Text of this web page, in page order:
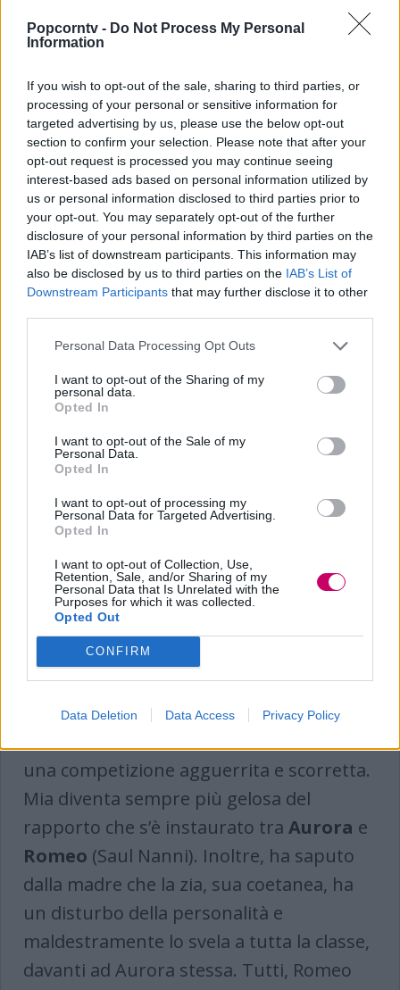
Popcorntv - Do Not Process My Personal
Information
If you wish to opt-out of the sale, sharing to third parties, or
processing of your personal or sensitive information for
targeted advertising by us, please use the below opt-out
section to confirm your selection. Please note that after your
opt-out request is processed you may continue seeing
interest-based ads based on personal information utilized by
us or personal information disclosed to third parties prior to
your opt-out. You may separately opt-out of the further
disclosure of your personal information by third parties on the
IAB’s list of downstream participants. This information may
also be disclosed by us to third parties on the IAB’s List of
Downstream Participants that may further disclose it to other
Personal Data Processing Opt Outs
I want to opt-out of the Sharing of my
personal data.
Opted In
I want to opt-out of the Sale of my
Personal Data.
Opted In
I want to opt-out of processing my
Personal Data for Targeted Advertising.
Opted In
I want to opt-out of Collection, Use,
Retention, Sale, and/or Sharing of my
Personal Data that Is Unrelated with the
Purposes for which it was collected.
Opted Out
CONFIRM
Data Deletion Data Access Privacy Policy
Non dirlo al mio capo 2: trama
seconda puntata
Nel secondo episodio di serata, Lisaè
confusa dal cambiamento di
atteggiamento diEnricoche
improvvisamente la tratta con gentilezza,
sotto lo sguardo sempre più furente di
Nina. Stanno seguendo insieme una
delicata causa che riguarda la morte di un
adolescente durante una gita scolastica.
una competizione agguerrita e scorretta.
Mia diventa sempre più gelosa del
rapporto che s’è instaurato tra Aurora e
Romeo (Saul Nanni). Inoltre, ha saputo
dalla madre che la zia, sua coetanea, ha
un disturbo della personalità e
maldestramente lo svela a tutta la classe,
davanti ad Aurora stessa. Tutti, Romeo